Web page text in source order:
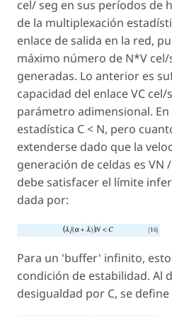
cel/ seg en sus períodos de
de la multiplexación
enlace de salida en la red,
máximo número de N*V
generadas. Lo anterior es
capacidad del enlace VC
parámetro adimensional.
estadística C < N, pero
extenderse dado que la
generación de celdas es VN
debe satisfacer el límite
dada por:
Para un 'buffer' infinito,
condición de estabilidad. Al
desigualdad por C, se